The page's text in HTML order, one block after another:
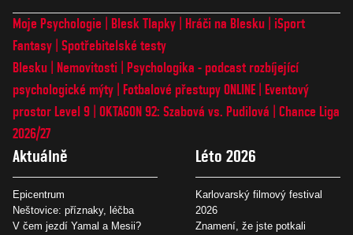
Moje Psychologie Blesk Tlapky Hráči na Blesku
iSport
Fantasy Spotřebitelské testy
Blesku
Nemovitosti
Psychologika - podcast rozbíjející
psychologické mýty
Fotbalové přestupy ONLINE
Eventový
prostor Level 9 OKTAGON 92: Szabová vs. Pudilová
Chance Liga
2026/27
Aktuálně
Epicentrum
Neštovice: příznaky, léčba
V čem jezdí Yamal a Mesii?
Léto 2026
Karlovarský filmový festival
2026
Znamení, že jste potkali